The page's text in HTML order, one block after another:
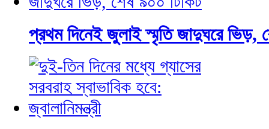
প্রথম দিনেই জুলাই স্মৃতি জাদুঘরে ভিড়,